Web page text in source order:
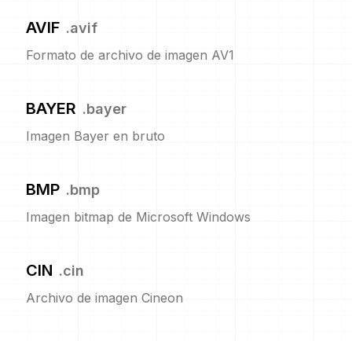
AVIF .avif
Formato de archivo de imagen AV1
BAYER .bayer
Imagen Bayer en bruto
BMP .bmp
Imagen bitmap de Microsoft Windows
CIN .cin
Archivo de imagen Cineon